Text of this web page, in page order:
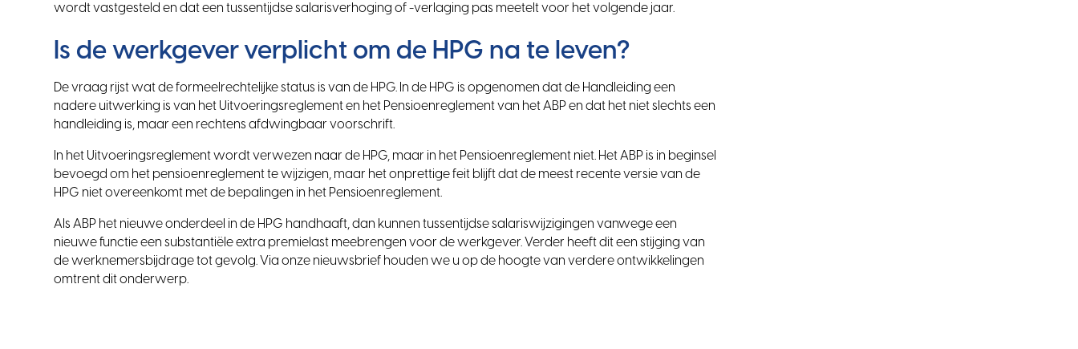
wordt vastgesteld en dat een tussentijdse salarisverhoging of -verlaging pas meetelt voor het volgende jaar.
Is de werkgever verplicht om de HPG na te leven?
De vraag rijst wat de formeelrechtelijke status is van de HPG. In de HPG is opgenomen dat de Handleiding een
nadere uitwerking is van het Uitvoeringsreglement en het Pensioenreglement van het ABP en dat het niet slechts een
handleiding is, maar een rechtens afdwingbaar voorschrift.
In het Uitvoeringsreglement wordt verwezen naar de HPG, maar in het Pensioenreglement niet. Het ABP is in beginsel
bevoegd om het pensioenreglement te wijzigen, maar het onprettige feit blijft dat de meest recente versie van de
HPG niet overeenkomt met de bepalingen in het Pensioenreglement.
Als ABP het nieuwe onderdeel in de HPG handhaaft, dan kunnen tussentijdse salariswijzigingen vanwege een
nieuwe functie een substantiële extra premielast meebrengen voor de werkgever. Verder heeft dit een stijging van
de werknemersbijdrage tot gevolg. Via onze nieuwsbrief houden we u op de hoogte van verdere ontwikkelingen
omtrent dit onderwerp.